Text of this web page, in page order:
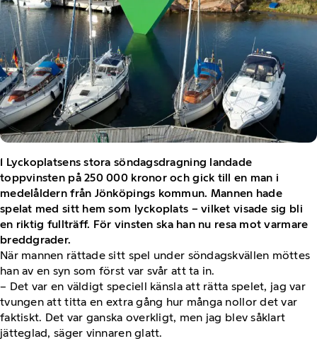
I Lyckoplatsens stora söndagsdragning landade
toppvinsten på 250 000 kronor och gick till en man i
medelåldern från Jönköpings kommun. Mannen hade
spelat med sitt hem som lyckoplats – vilket visade sig bli
en riktig fullträff. För vinsten ska han nu resa mot varmare
breddgrader.
När mannen rättade sitt spel under söndagskvällen möttes
han av en syn som först var svår att ta in.
– Det var en väldigt speciell känsla att rätta spelet, jag var
tvungen att titta en extra gång hur många nollor det var
faktiskt. Det var ganska overkligt, men jag blev såklart
jätteglad, säger vinnaren glatt.